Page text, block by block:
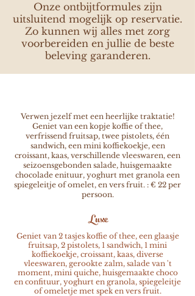
​Onze ontbijtformules zijn
uitsluitend mogelijk op reservatie.
Zo kunnen wij alles met zorg
voorbereiden en jullie de beste
beleving garanderen.
Verwen jezelf met een heerlijke traktatie!
Geniet van een kopje koffie of thee,
verfrissend fruitsap, twee pistolets, één
sandwich, een mini koffiekoekje, een
croissant, kaas, verschillende vleeswaren, een
seizoensgebonden salade, huisgemaakte
chocolade enituur, yoghurt met granola een
spiegeleitje of omelet, en vers fruit. : € 22 per
persoon.
Luxe
Geniet van 2 tasjes koffie of thee, een glaasje
fruitsap, 2 pistolets, 1 sandwich, 1 mini
koffiekoekje, croissant, kaas, diverse
vleeswaren, gerookte zalm, salade van 't
moment, mini quiche, huisgemaakte choco
en confituur, yoghurt en granola, spiegeleitje
of omeletje met spek en vers fruit.